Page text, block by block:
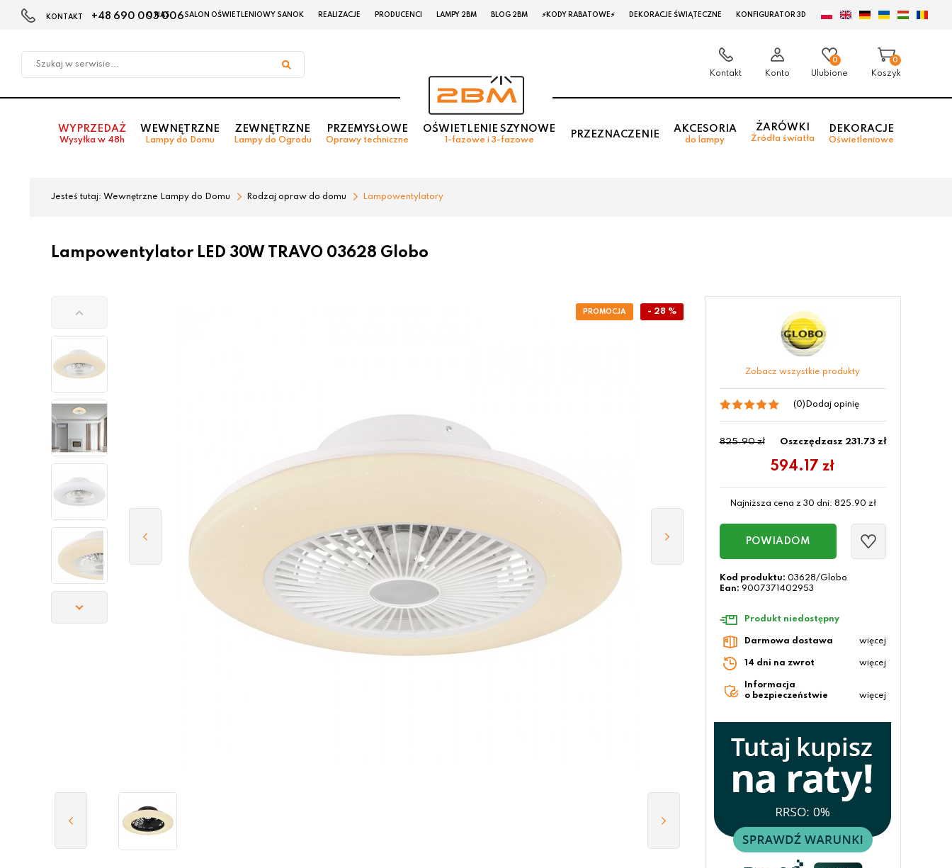
w
KONTAKT +48 690 003 006
O NAS SALON OŚWIETLENIOWY SANOK REALIZACJE PRODUCENCI LAMPY 2BM BLOG 2BM ⚡KODY RABATOWE⚡ DEKORACJE ŚWIĄTECZNE KONFIGURATOR 3D
Kontakt Konto
0
Ulubione
0
Koszyk
WYPRZEDAŻ
Wysyłka w 48h
WEWNĘTRZNE
Lampy do Domu
ZEWNĘTRZNE
Lampy do Ogrodu
PRZEMYSŁOWE
Oprawy techniczne
OŚWIETLENIE SZYNOWE
1-fazowe i 3-fazowe
PRZEZNACZENIE
AKCESORIA
do lampy
ŻARÓWKI
Źródła światła
DEKORACJE
Oświetleniowe
Jesteś tutaj: Wewnętrzne Lampy do Domu Rodzaj opraw do domu Lampowentylatory
Lampowentylator LED 30W TRAVO 03628 Globo
- 28 %
Zobacz wszystkie produkty
(0) Dodaj opinię
825.90 zł Oszczędzasz 231.73 zł
594.17 zł
Najniższa cena z 30 dni: 825.90 zł
POWIADOM
Kod produktu: 03628/Globo
Ean: 9007371402953
Produkt niedostępny
Darmowa dostawa więcej
14 dni na zwrot więcej
Informacja
o bezpieczeństwie
więcej